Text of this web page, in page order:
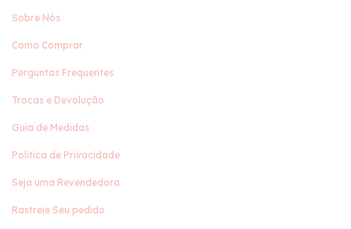
Sobre Nós
Como Comprar
Perguntas Frequentes
Trocas e Devolução
Guia de Medidas
Politica de Privacidade
Seja uma Revendedora
Rastreie Seu pedido